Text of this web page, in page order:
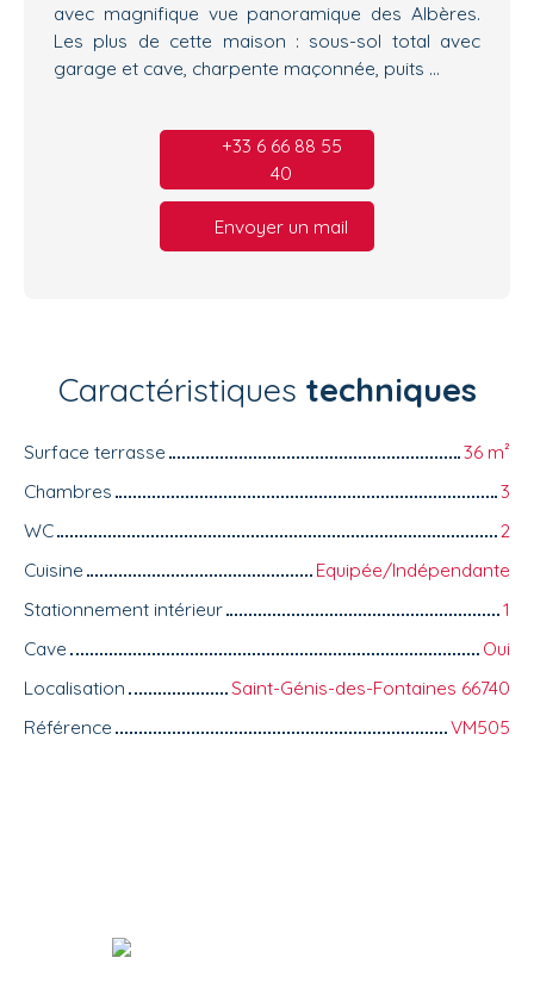
avec magnifique vue panoramique des Albères.
Les plus de cette maison : sous-sol total avec
garage et cave, charpente maçonnée, puits ...
+33 6 66 88 55
40
Envoyer un mail
Caractéristiques techniques
Surface terrasse 36 m²
Chambres
3
WC
2
Cuisine
Equipée/Indépendante
Stationnement intérieur
1
Cave
Oui
Localisation
Saint-Génis-des-Fontaines 66740
Référence
VM505